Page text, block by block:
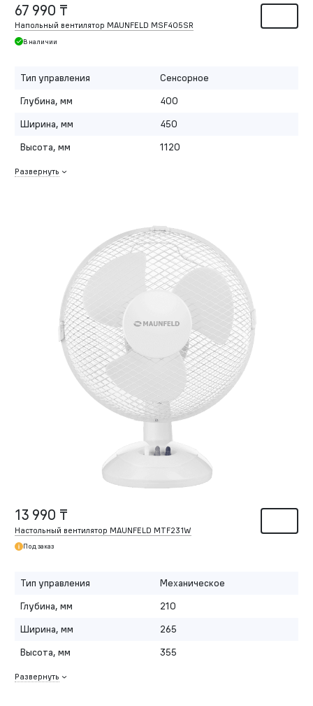
67 990 ₸
Напольный вентилятор MAUNFELD MSF405SR
В наличии
Тип управления
Сенсорное
Глубина, мм
400
Ширина, мм
450
Высота, мм
1120
Развернуть
13 990 ₸
Настольный вентилятор MAUNFELD MTF231W
Под заказ
Тип управления
Механическое
Глубина, мм
210
Ширина, мм
265
Высота, мм
355
Развернуть